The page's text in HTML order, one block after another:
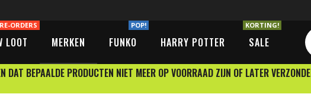
LOOT
ORDERS
MERKEN FUNKO
POP!
HARRY POTTER SALE
KORTING!
DAT BEPAALDE PRODUCTEN NIET MEER OP VOORRAAD ZIJN OF LATER